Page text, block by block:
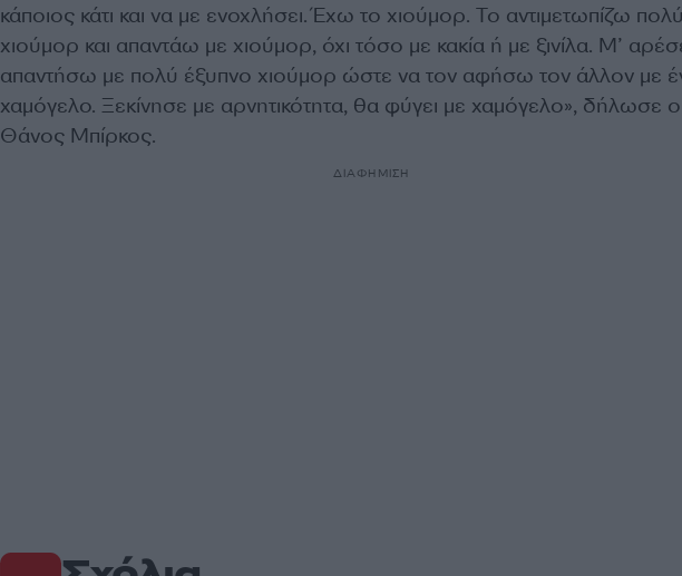
κάποιος κάτι και να με ενοχλήσει. Έχω το χιούμορ. Το αντιμετωπίζω
χιούμορ και απαντάω με χιούμορ, όχι τόσο με κακία ή με ξινίλα. Μ’
απαντήσω με πολύ έξυπνο χιούμορ ώστε να τον αφήσω τον άλλον με
χαμόγελο. Ξεκίνησε με αρνητικότητα, θα φύγει με χαμόγελο», δήλωσε ο
Θάνος Μπίρκος.
ΔΙΑΦΗΜΙΣΗ